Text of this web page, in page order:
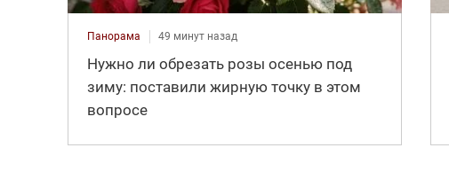
Панорама 49 минут назад
Нужно ли обрезать розы осенью под
зиму: поставили жирную точку в этом
вопросе